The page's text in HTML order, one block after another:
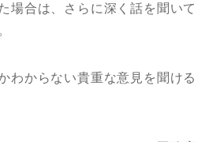
場合は、さらに深く話を聞いて
わからない貴重な意見を聞ける